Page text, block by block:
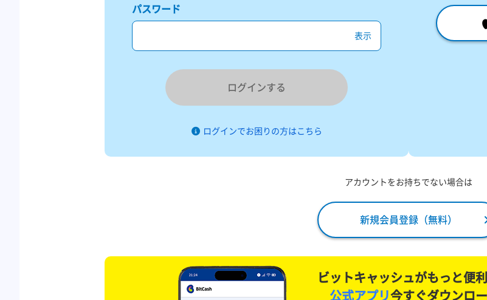
パスワード
表示
ログインする
ログインでお困りの方はこちら
アカウントをお持ちでない場合は
新規会員登録（無料）
ビットキャッシュがもっと便利
公式アプリ今すぐダウンロ